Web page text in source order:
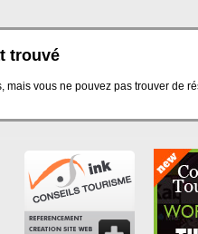
trouvé
mais vous ne pouvez pas trouver de